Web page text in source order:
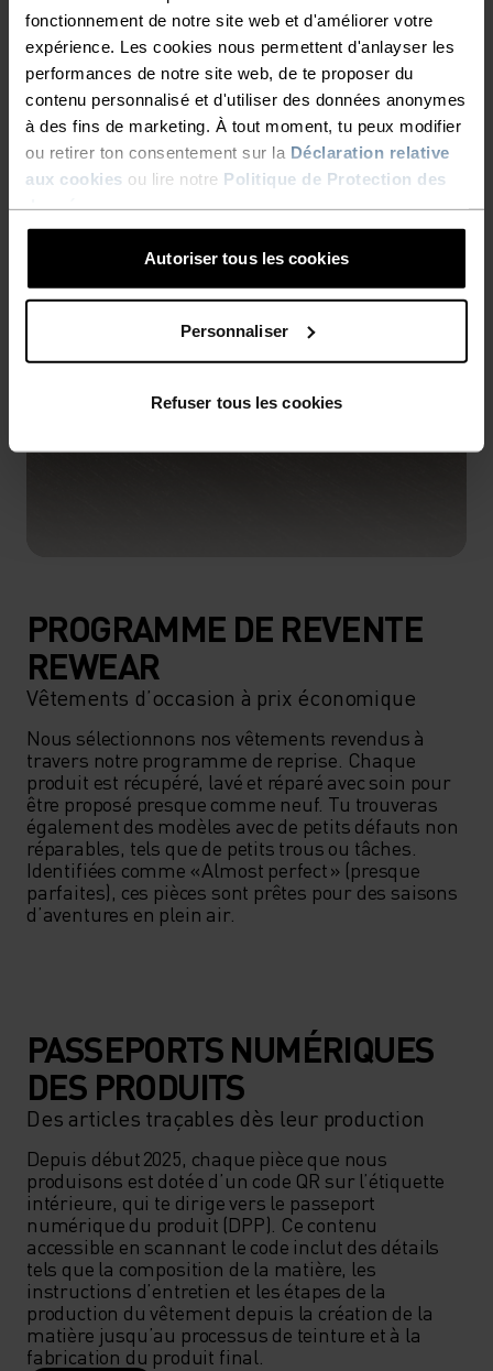
fonctionnement de notre site web et d'améliorer votre
expérience. Les cookies nous permettent d'anlayser les
performances de notre site web, de te proposer du
contenu personnalisé et d'utiliser des données anonymes
à des fins de marketing. À tout moment, tu peux modifier
ou retirer ton consentement sur la Déclaration relative
aux cookies ou lire notre Politique de Protection des
Autoriser tous les cookies
Personnaliser
Refuser tous les cookies
PROGRAMME DE REVENTE
REWEAR
Vêtements d’occasion à prix économique
Nous sélectionnons nos vêtements revendus à
travers notre programme de reprise. Chaque
produit est récupéré, lavé et réparé avec soin pour
être proposé presque comme neuf. Tu trouveras
également des modèles avec de petits défauts non
réparables, tels que de petits trous ou tâches.
Identifiées comme « Almost perfect » (presque
parfaites), ces pièces sont prêtes pour des saisons
d’aventures en plein air.
PASSEPORTS NUMÉRIQUES
DES PRODUITS
Des articles traçables dès leur production
Depuis début 2025, chaque pièce que nous
produisons est dotée d’un code QR sur l’étiquette
intérieure, qui te dirige vers le passeport
numérique du produit (DPP). Ce contenu
accessible en scannant le code inclut des détails
tels que la composition de la matière, les
instructions d’entretien et les étapes de la
production du vêtement depuis la création de la
matière jusqu’au processus de teinture et à la
fabrication du produit final.